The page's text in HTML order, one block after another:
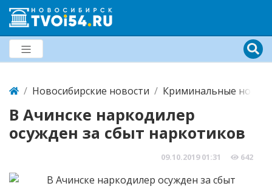
Новосибирские новости Криминальные
В Ачинске наркодилер
осужден за сбыт наркотиков
09.10.2019 01:31 642